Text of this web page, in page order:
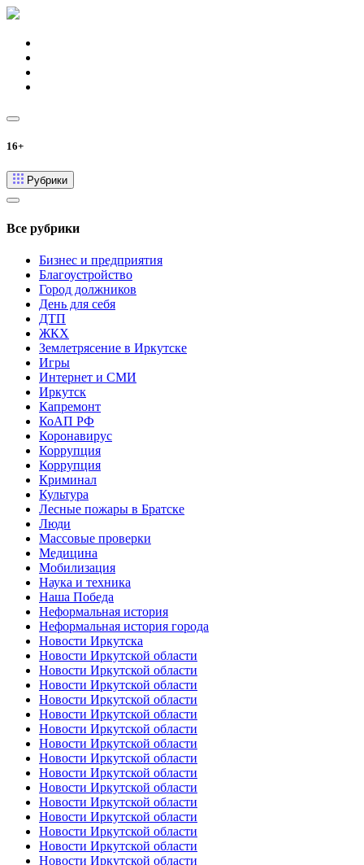
16+
Рубрики
Все рубрики
Бизнес и предприятия
Благоустройство
Город должников
День для себя
ДТП
ЖКХ
Землетрясение в Иркутске
Игры
Интернет и СМИ
Иркутск
Капремонт
КоАП РФ
Коронавирус
Коррупция
Коррупция
Криминал
Культура
Лесные пожары в Братске
Люди
Массовые проверки
Медицина
Мобилизация
Наука и техника
Наша Победа
Неформальная история
Неформальная история города
Новости Иркутска
Новости Иркутской области
Новости Иркутской области
Новости Иркутской области
Новости Иркутской области
Новости Иркутской области
Новости Иркутской области
Новости Иркутской области
Новости Иркутской области
Новости Иркутской области
Новости Иркутской области
Новости Иркутской области
Новости Иркутской области
Новости Иркутской области
Новости Иркутской области
Новости Иркутской области